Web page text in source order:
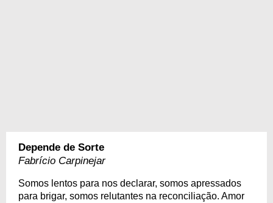
Depende de Sorte
Fabrício Carpinejar
Somos lentos para nos declarar, somos apressados
para brigar, somos relutantes na reconciliação. Amor